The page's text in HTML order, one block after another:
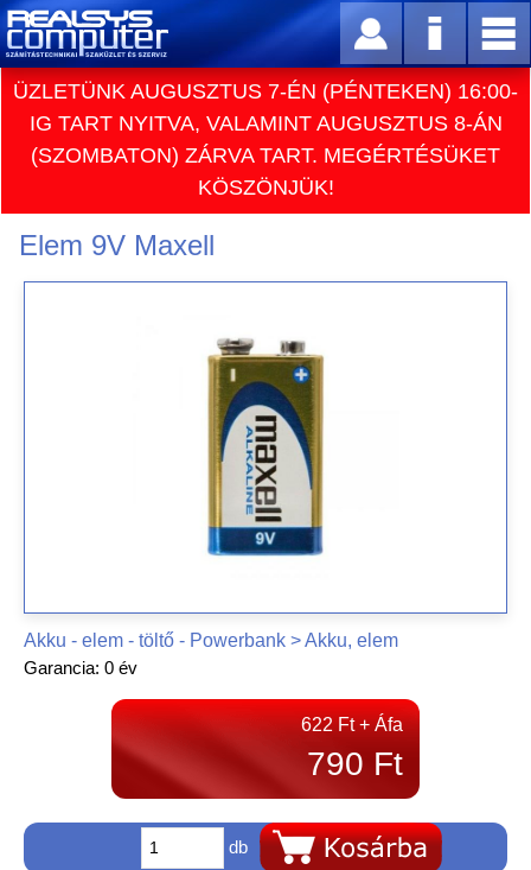
ÜZLETÜNK AUGUSZTUS 7-ÉN (PÉNTEKEN) 16:00-
IG TART NYITVA, VALAMINT AUGUSZTUS 8-ÁN
(SZOMBATON) ZÁRVA TART. MEGÉRTÉSÜKET
KÖSZÖNJÜK!
Elem 9V Maxell
622 Ft + Áfa
790 Ft
db
Akku - elem - töltő - Powerbank > Akku, elem
Garancia: 0 év